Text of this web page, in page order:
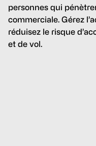
personnes qui
commerciale. Gérez
réduisez le risque
et de vol.